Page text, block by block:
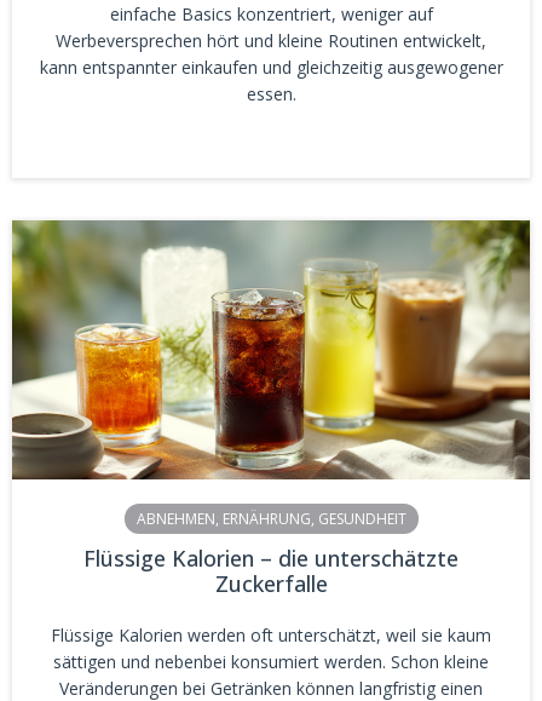
einfache Basics konzentriert, weniger auf
Werbeversprechen hört und kleine Routinen entwickelt,
kann entspannter einkaufen und gleichzeitig ausgewogener
essen.
ABNEHMEN, ERNÄHRUNG, GESUNDHEIT
Flüssige Kalorien – die unterschätzte
Zuckerfalle
Flüssige Kalorien werden oft unterschätzt, weil sie kaum
sättigen und nebenbei konsumiert werden. Schon kleine
Veränderungen bei Getränken können langfristig einen